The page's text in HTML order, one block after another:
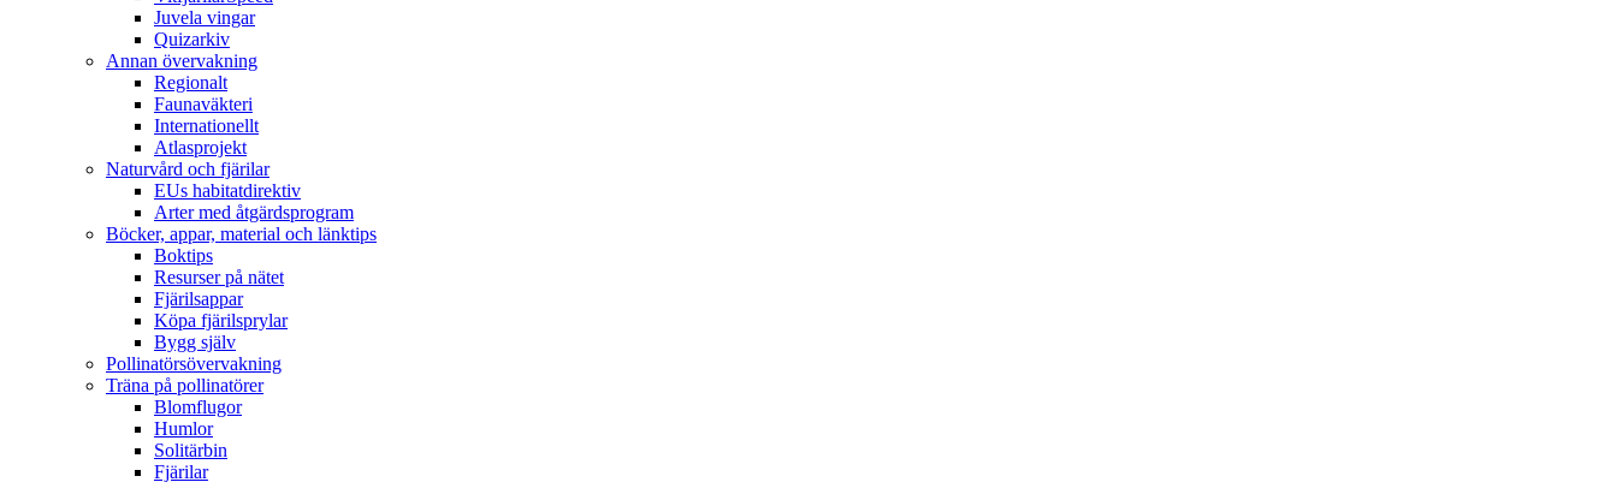
Juvela vingar
Quizarkiv
Annan övervakning
Regionalt
Faunaväkteri
Internationellt
Atlasprojekt
Naturvård och fjärilar
EUs habitatdirektiv
Arter med åtgärdsprogram
Böcker, appar, material och länktips
Boktips
Resurser på nätet
Fjärilsappar
Köpa fjärilsprylar
Bygg själv
Pollinatörsövervakning
Träna på pollinatörer
Blomflugor
Humlor
Solitärbin
Fjärilar